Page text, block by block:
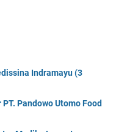
Indramayu (3
Pandowo Utomo Food